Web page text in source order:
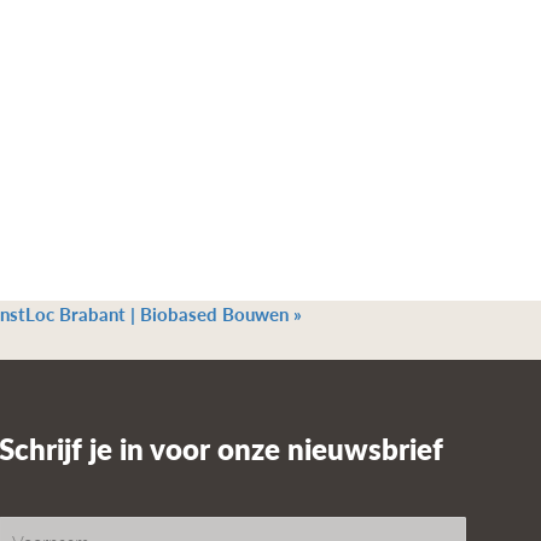
Brabant | Biobased Bouwen »
Schrijf je in voor onze nieuwsbrief